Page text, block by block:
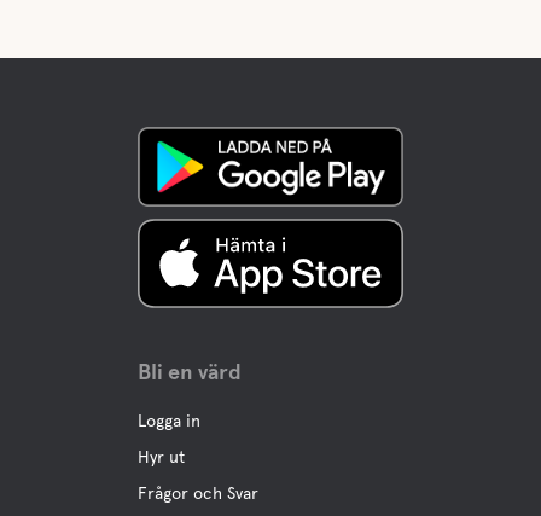
Bli en värd
Logga in
Hyr ut
Frågor och Svar